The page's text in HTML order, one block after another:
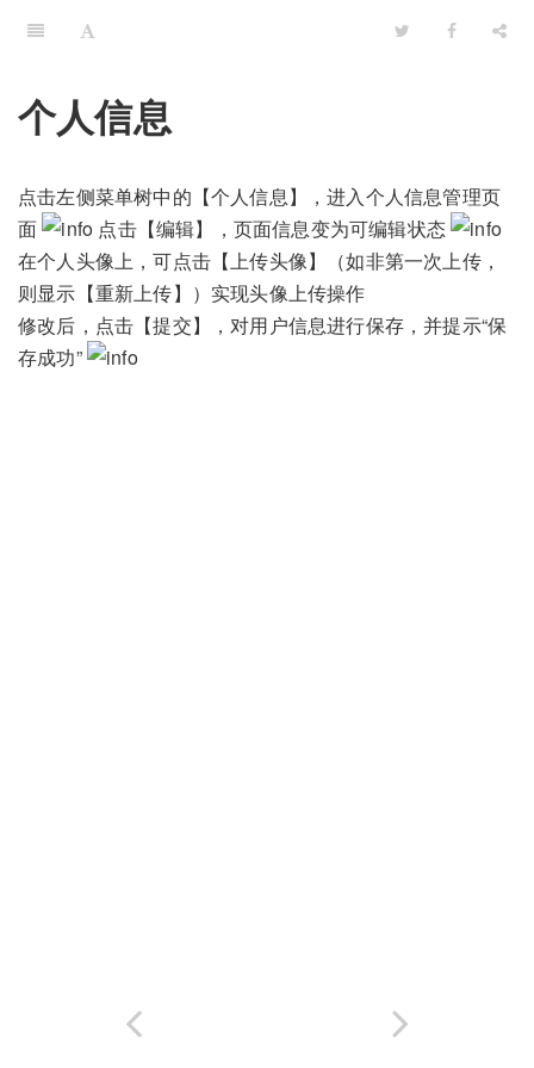
个人信息
点击左侧菜单树中的【个人信息】，进入个人信息管理页
面
点击【编辑】，页面信息变为可编辑状态
在个人头像上，可点击【上传头像】（如非第一次上传，
则显示【重新上传】）实现头像上传操作
修改后，点击【提交】，对用户信息进行保存，并提示“保
存成功”